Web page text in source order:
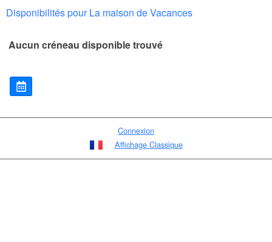
Disponibilités pour La maison de Vacances
Aucun créneau disponible trouvé
Connexion
Affichage Classique